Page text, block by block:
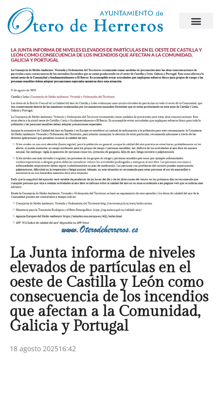
La Junta informa de niveles
elevados de partículas en el
oeste de Castilla y León como
consecuencia de los incendios
que afectan a la Comunidad,
Galicia y Portugal
18 agosto 202516:42